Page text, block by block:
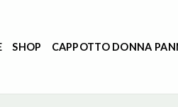
SHOP CAPPOTTO DONNA